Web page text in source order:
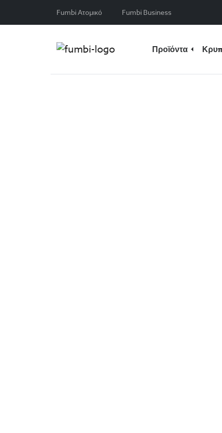
Fumbi Ατομικό Fumbi Business
Προϊόντα